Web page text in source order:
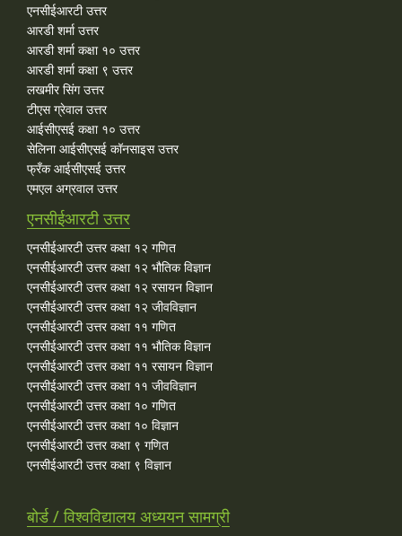
एनसीईआरटी उत्तर
आरडी शर्मा उत्तर
आरडी शर्मा कक्षा १० उत्तर
आरडी शर्मा कक्षा ९ उत्तर
लखमीर सिंग उत्तर
टीएस ग्रेवाल उत्तर
आईसीएसई कक्षा १० उत्तर
सेलिना आईसीएसई कॉनसाइस उत्तर
फ्रँक आईसीएसई उत्तर
एमएल अग्रवाल उत्तर
एनसीईआरटी उत्तर
एनसीईआरटी उत्तर कक्षा १२ गणित
एनसीईआरटी उत्तर कक्षा १२ भौतिक विज्ञान
एनसीईआरटी उत्तर कक्षा १२ रसायन विज्ञान
एनसीईआरटी उत्तर कक्षा १२ जीवविज्ञान
एनसीईआरटी उत्तर कक्षा ११ गणित
एनसीईआरटी उत्तर कक्षा ११ भौतिक विज्ञान
एनसीईआरटी उत्तर कक्षा ११ रसायन विज्ञान
एनसीईआरटी उत्तर कक्षा ११ जीवविज्ञान
एनसीईआरटी उत्तर कक्षा १० गणित
एनसीईआरटी उत्तर कक्षा १० विज्ञान
एनसीईआरटी उत्तर कक्षा ९ गणित
एनसीईआरटी उत्तर कक्षा ९ विज्ञान
बोर्ड / विश्वविद्यालय अध्ययन सामग्री